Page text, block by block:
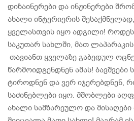
დიზაინერები და ინჟინერები
ახალი ინტერიერის
ყველასთვის იყო ადგილი!
საკუთარ სახლში, მათ
თავიანთ ყველაზე გაბედულ
წარმოიდგენდნენ ამას! ბავშვები
ტიროდნენ და ვერ იჯერებდნენ,
საძინებლები იყო. მშობლები
ახალი სამზარეულო და